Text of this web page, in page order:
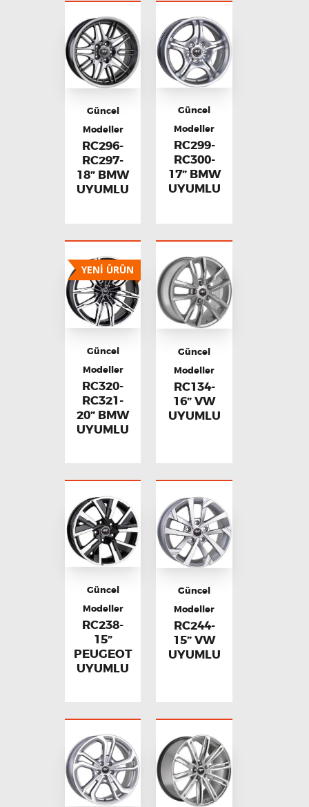
Güncel
Modeller
RC296-
RC297-
18” BMW
UYUMLU
Güncel
Modeller
RC299-
RC300-
17” BMW
UYUMLU
YENİ ÜRÜN
Güncel
Modeller
RC320-
RC321-
20” BMW
UYUMLU
Güncel
Modeller
RC134-
16” VW
UYUMLU
Güncel
Modeller
RC238-
15”
PEUGEOT
UYUMLU
Güncel
Modeller
RC244-
15” VW
UYUMLU